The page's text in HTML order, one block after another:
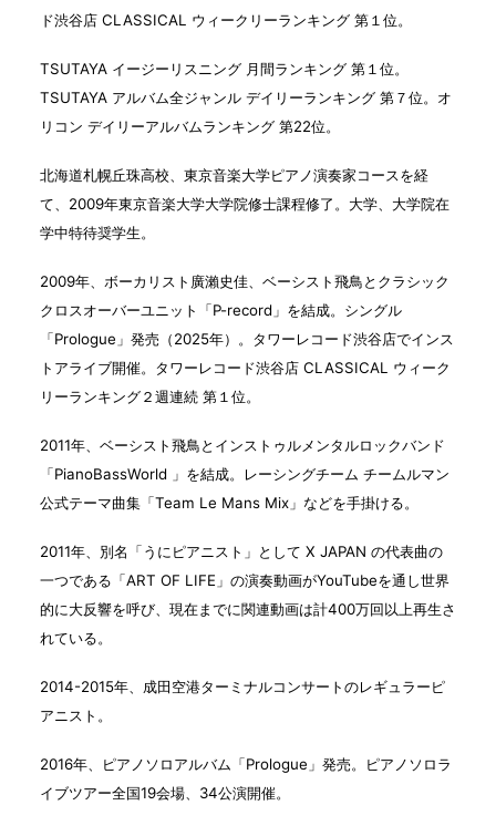
ド渋谷店 CLASSICAL ウィークリーランキング 第１位。
TSUTAYA イージーリスニング 月間ランキング 第１位。
TSUTAYA アルバム全ジャンル デイリーランキング 第７位。オ
リコン デイリーアルバムランキング 第22位。
北海道札幌丘珠高校、東京音楽大学ピアノ演奏家コースを経
て、2009年東京音楽大学大学院修士課程修了。大学、大学院在
学中特待奨学生。
2009年、ボーカリスト廣瀨史佳、ベーシスト飛鳥とクラシック
クロスオーバーユニット「P-record」を結成。シングル
「Prologue」発売（2025年）。タワーレコード渋谷店でインス
トアライブ開催。タワーレコード渋谷店 CLASSICAL ウィーク
リーランキング２週連続 第１位。
2011年、ベーシスト飛鳥とインストゥルメンタルロックバンド
「PianoBassWorld 」を結成。レーシングチーム チームルマン
公式テーマ曲集「Team Le Mans Mix」などを手掛ける。
2011年、別名「うにピアニスト」として X JAPAN の代表曲の
一つである「ART OF LIFE」の演奏動画がYouTubeを通し世界
的に大反響を呼び、現在までに関連動画は計400万回以上再生さ
れている。
2014-2015年、成田空港ターミナルコンサートのレギュラーピ
アニスト。
2016年、ピアノソロアルバム「Prologue」発売。ピアノソロラ
イブツアー全国19会場、34公演開催。